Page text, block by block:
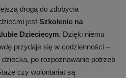
drogą do zdobycia
jest Szkolenie na
Dziecięcym. Dzięki niemu
przydaje się w codzienności –
po rozpoznawanie potrzeb
czy wolontariat są